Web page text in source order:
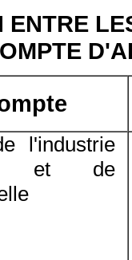
ENTRE
l'industrie
et de